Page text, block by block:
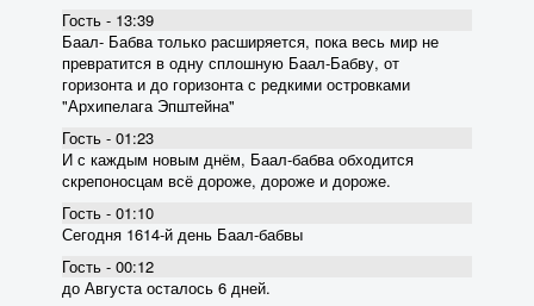
Гость - 13:39
Баал- Бабва только расширяется, пока весь мир не
превратится в одну сплошную Баал-Бабву, от
горизонта и до горизонта с редкими островками
"Архипелага Эпштейна"
Гость - 01:23
И с каждым новым днём, Баал-бабва обходится
скрепоносцам всё дороже, дороже и дороже.
Гость - 01:10
Сегодня 1614-й день Баал-бабвы
Гость - 00:12
до Августа осталось 6 дней.